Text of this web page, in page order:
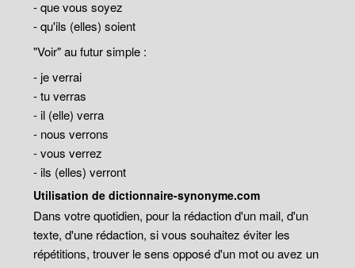
- que vous soyez
- qu'ils (elles) soient
"Voir" au futur simple :
- je verrai
- tu verras
- il (elle) verra
- nous verrons
- vous verrez
- ils (elles) verront
Utilisation de dictionnaire-synonyme.com
Dans votre quotidien, pour la rédaction d'un mail, d'un
texte, d'une rédaction, si vous souhaitez éviter les
répétitions, trouver le sens opposé d'un mot ou avez un